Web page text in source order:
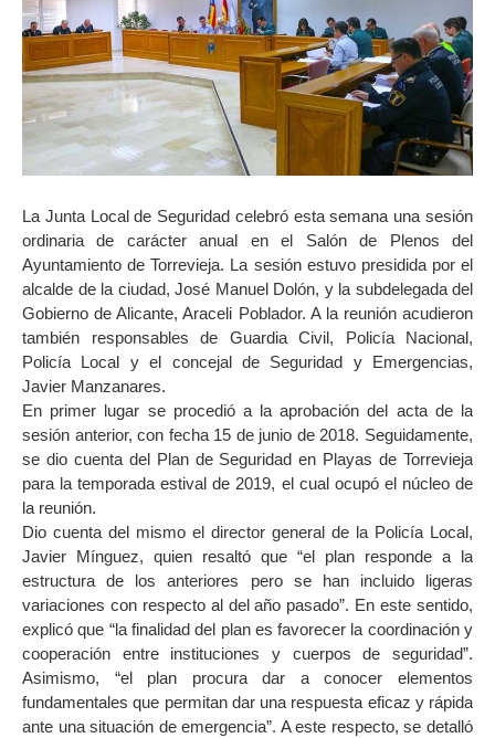
La Junta Local de Seguridad celebró esta semana una sesión
ordinaria de carácter anual en el Salón de Plenos del
Ayuntamiento de Torrevieja. La sesión estuvo presidida por el
alcalde de la ciudad, José Manuel Dolón, y la subdelegada del
Gobierno de Alicante, Araceli Poblador. A la reunión acudieron
también responsables de Guardia Civil, Policía Nacional,
Policía Local y el concejal de Seguridad y Emergencias,
Javier Manzanares.
En primer lugar se procedió a la aprobación del acta de la
sesión anterior, con fecha 15 de junio de 2018. Seguidamente,
se dio cuenta del Plan de Seguridad en Playas de Torrevieja
para la temporada estival de 2019, el cual ocupó el núcleo de
la reunión.
Dio cuenta del mismo el director general de la Policía Local,
Javier Mínguez, quien resaltó que “el plan responde a la
estructura de los anteriores pero se han incluido ligeras
variaciones con respecto al del año pasado”. En este sentido,
explicó que “la finalidad del plan es favorecer la coordinación y
cooperación entre instituciones y cuerpos de seguridad”.
Asimismo, “el plan procura dar a conocer elementos
fundamentales que permitan dar una respuesta eficaz y rápida
ante una situación de emergencia”. A este respecto, se detalló